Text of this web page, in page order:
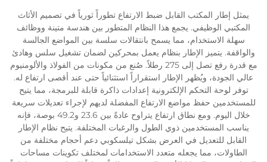
يمثل إطار المكتب القابل ضبط الارتفاع تطوراً ثورياً في تصميم الأثاث
المكتبي الوظيفي. يجمع هذا النظام المتطور بين هندسة متينة ووظائف
سهلة الاستخدام، مما يسمح بانتقالات سلسة بين المواضع الجالسة
والواقفة. يتميز الإطار بنظام يعمل بمحركين لضمان تشغيل سلس وهادئ
مع قدرة رفع تصل إلى 275 رطلاً. صُنع من مكونات من الفولاذ والألومنيوم
عالي الجودة، ويُظهر الإطار استقراراً استثنائياً حتى عند أقصى ارتفاع له.
توفر لوحة التحكم الإلكترونية إعدادات ذاكرة قابلة للبرمجة، مما يتيح
للمستخدمين حفظ مواضع الارتفاع المفضلة لديهم لإجراء تعديلات سريعة
خلال اليوم. ومع نطاق ارتفاع يتراوح عادةً بين 23.6 و49.2 بوصة، فإنه
يناسب المستخدمين ذوي الطول والرغبات المختلفة. يتيح نظام الإطار
القابل للتعديل في العرض بشكل تيلسكوبي دعم أحجام مختلفة من
الطاولات، مما يجعله متعدد الاستخدامات لمختلف تكوينات مساحات